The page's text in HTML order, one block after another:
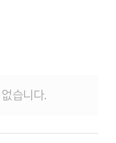
습니다.